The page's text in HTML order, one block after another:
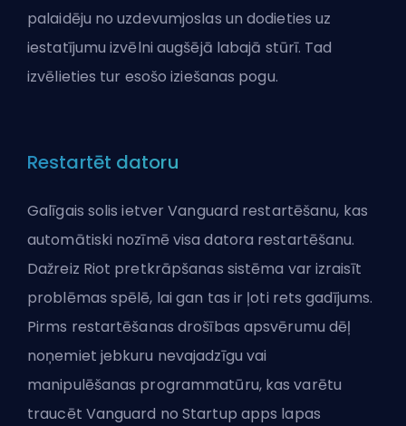
palaidēju no uzdevumjoslas un dodieties uz
iestatījumu izvēlni augšējā labajā stūrī. Tad
izvēlieties tur esošo iziešanas pogu.
Restartēt datoru
Galīgais solis ietver Vanguard restartēšanu, kas
automātiski nozīmē visa datora restartēšanu.
Dažreiz Riot pretkrāpšanas sistēma var izraisīt
problēmas spēlē, lai gan tas ir ļoti rets gadījums.
Pirms restartēšanas drošības apsvērumu dēļ
noņemiet jebkuru nevajadzīgu vai
manipulēšanas programmatūru, kas varētu
traucēt Vanguard no Startup apps lapas